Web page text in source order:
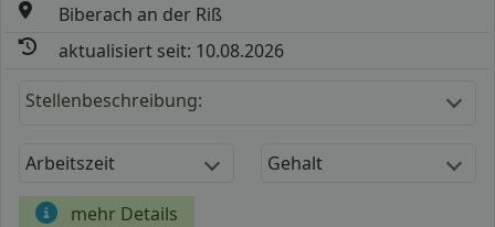
Biberach an der Riß
aktualisiert seit: 10.08.2026
Stellenbeschreibung:
Arbeitszeit Gehalt
mehr Details